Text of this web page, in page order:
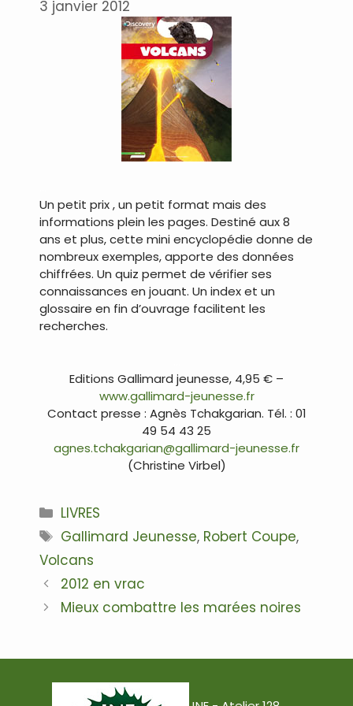
3 janvier 2012
Un petit prix , un petit format mais des
informations plein les pages. Destiné aux 8
ans et plus, cette mini encyclopédie donne de
nombreux exemples, apporte des données
chiffrées. Un quiz permet de vérifier ses
connaissances en jouant. Un index et un
glossaire en fin d’ouvrage facilitent les
recherches.
Editions Gallimard jeunesse, 4,95 € –
www.gallimard-jeunesse.fr
Contact presse : Agnès Tchakgarian. Tél. : 01
49 54 43 25
agnes.tchakgarian@gallimard-jeunesse.fr
(Christine Virbel)
Catégories
LIVRES
Étiquettes
Gallimard Jeunesse, Robert Coupe,
Volcans
Navigation
des
2012 en vrac
Mieux combattre les marées noires